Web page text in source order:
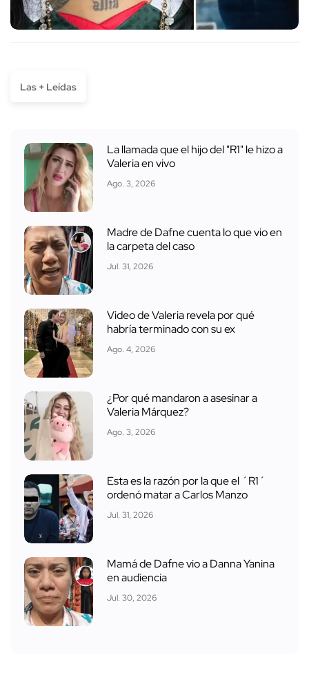
Las + Leídas
La llamada que el hijo del "R1" le hizo a
Valeria en vivo
Ago. 3, 2026
Madre de Dafne cuenta lo que vio en
la carpeta del caso
Jul. 31, 2026
Video de Valeria revela por qué
habría terminado con su ex
Ago. 4, 2026
¿Por qué mandaron a asesinar a
Valeria Márquez?
Ago. 3, 2026
Esta es la razón por la que el ´R1´
ordenó matar a Carlos Manzo
Jul. 31, 2026
Mamá de Dafne vio a Danna Yanina
en audiencia
Jul. 30, 2026